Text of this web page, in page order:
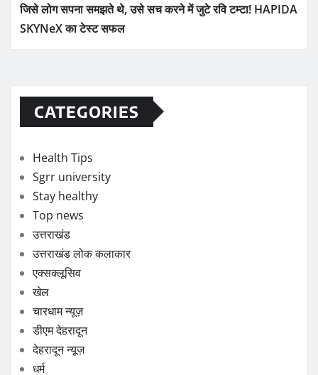
जिसे लोग सपना समझते थे, उसे सच करने में जुटे रवि टम्टा! HAPIDA
SKYNeX का टेस्ट सफल
CATEGORIES
Health Tips
Sgrr university
Stay healthy
Top news
उत्तराखंड
उत्तराखंड लोक कलाकार
एक्सक्लूसिव
खेल
चारधाम न्यूज़
डीएम देहरादून
देहरादून न्यूज़
धर्म